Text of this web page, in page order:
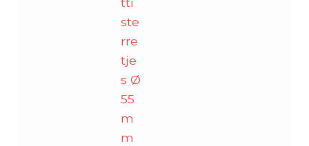
ste
rre
tje
s Ø
55
m
m